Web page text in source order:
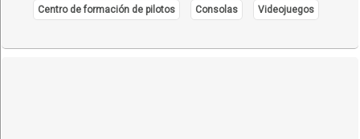
Centro de formación de pilotos Consolas Videojuegos